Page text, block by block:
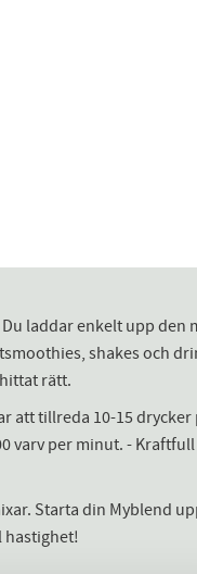
laddar enkelt upp den
shakes och
rätt.
att tillreda 10-15
per minut. -
Starta din Myblend
hastighet!